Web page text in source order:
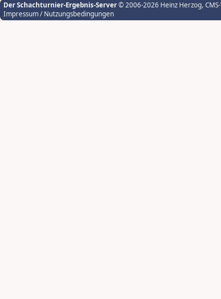
Der Schachturnier-Ergebnis-Server© 2006-2026 Heinz Herzog,
Impressum / Nutzungsbedingungen